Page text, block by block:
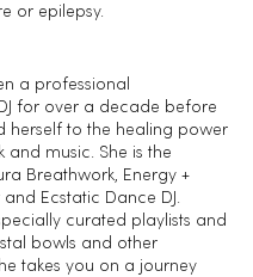
or epilepsy.
a professional
for over a decade before
herself to the healing power
and music. She is the
Breathwork, Energy +
Ecstatic Dance DJ.
curated playlists and
bowls and other
takes you on a journey